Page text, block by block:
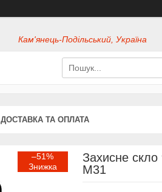
Кам'янець-Подільський, Україна
ДОСТАВКА ТА ОПЛАТА
–51%
Захисне
M31